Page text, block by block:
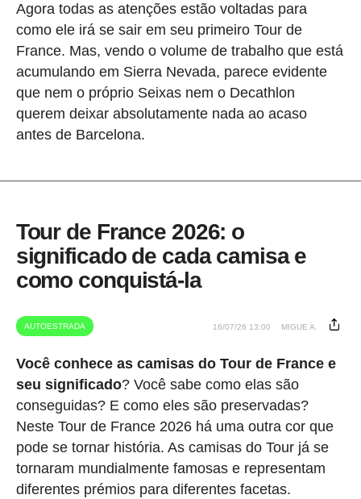
Agora todas as atenções estão voltadas para
como ele irá se sair em seu primeiro Tour de
France. Mas, vendo o volume de trabalho que está
acumulando em Sierra Nevada, parece evidente
que nem o próprio Seixas nem o Decathlon
querem deixar absolutamente nada ao acaso
antes de Barcelona.
Tour de France 2026: o
significado de cada camisa e
como conquistá-la
AUTOESTRADA 16/07/26 13:00 MIGUE A.
Você conhece as camisas do Tour de France e
seu significado? Você sabe como elas são
conseguidas? E como eles são preservadas?
Neste Tour de France 2026 há uma outra cor que
pode se tornar história. As camisas do Tour já se
tornaram mundialmente famosas e representam
diferentes prémios para diferentes facetas.